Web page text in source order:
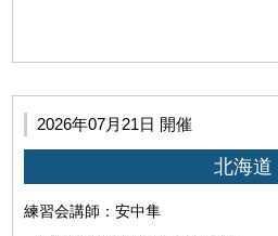
2026年07月21日 開催
北海道
練習会講師：安中隼